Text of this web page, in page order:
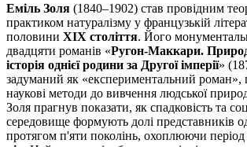
Еміль Золя (1840–1902) став провідним
практиком натуралізму у французькій
половини XIX століття. Його
двадцяти романів «Ругон-Маккари.
історія однієї родини за Другої імперії»
задуманий як «експериментальний роман»,
наукові методи до вивчення людської
Золя прагнув показати, як спадковість та
середовище формують долі представників
протягом п'яти поколінь, охоплюючи період